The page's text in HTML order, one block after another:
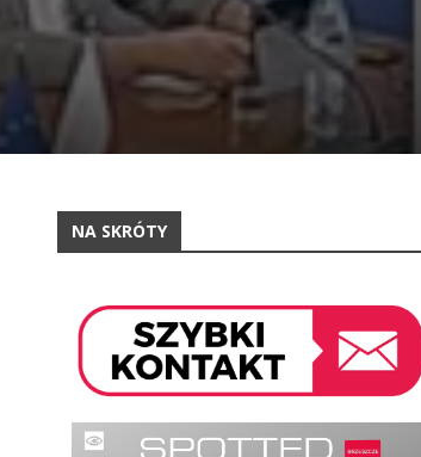
NA SKRÓTY